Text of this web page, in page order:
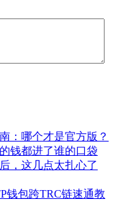
：哪个才是官方版？
钱都进了谁的口袋
，这几点太扎心了
钱包跨TRC链速通教